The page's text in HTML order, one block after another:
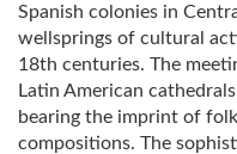
Spanish colonies in
wellsprings of cultural
18th centuries. The
Latin American
bearing the imprint of
compositions. The